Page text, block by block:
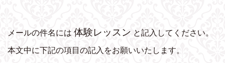
メールの件名には 体験レッスン と記入してください。
本文中に下記の項目の記入をお願いいたします。